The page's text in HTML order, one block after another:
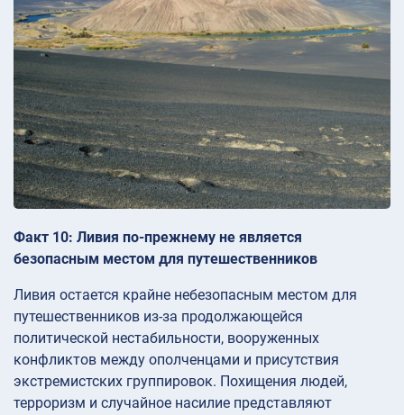
Факт 10: Ливия по-прежнему не является
безопасным местом для путешественников
Ливия остается крайне небезопасным местом для
путешественников из-за продолжающейся
политической нестабильности, вооруженных
конфликтов между ополченцами и присутствия
экстремистских группировок. Похищения людей,
терроризм и случайное насилие представляют